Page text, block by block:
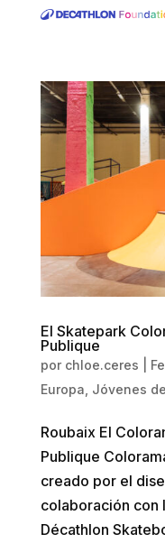
El Skatepark
Publique
por chloe.ceres
Europa Jóvenes
Roubaix El
Publique
creado por el
colaboración con
Décathlon